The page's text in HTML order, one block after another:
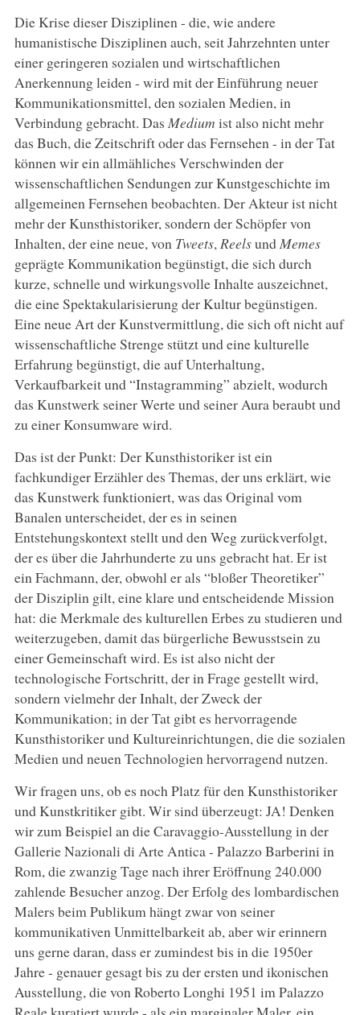
Die Krise dieser Disziplinen - die, wie andere
humanistische Disziplinen auch, seit Jahrzehnten unter
einer geringeren sozialen und wirtschaftlichen
Anerkennung leiden - wird mit der Einführung neuer
Kommunikationsmittel, den sozialen Medien, in
Verbindung gebracht. Das Medium ist also nicht mehr
das Buch, die Zeitschrift oder das Fernsehen - in der Tat
können wir ein allmähliches Verschwinden der
wissenschaftlichen Sendungen zur Kunstgeschichte im
allgemeinen Fernsehen beobachten. Der Akteur ist nicht
mehr der Kunsthistoriker, sondern der Schöpfer von
Inhalten, der eine neue, von Tweets, Reelsund Memes
geprägte Kommunikation begünstigt, die sich durch
kurze, schnelle und wirkungsvolle Inhalte auszeichnet,
die eine Spektakularisierung der Kultur begünstigen.
Eine neue Art der Kunstvermittlung, die sich oft nicht auf
wissenschaftliche Strenge stützt und eine kulturelle
Erfahrung begünstigt, die auf Unterhaltung,
Verkaufbarkeit und “Instagramming” abzielt, wodurch
das Kunstwerk seiner Werte und seiner Aura beraubt und
zu einer Konsumware wird.
Das ist der Punkt: Der Kunsthistoriker ist ein
fachkundiger Erzähler des Themas, der uns erklärt, wie
das Kunstwerk funktioniert, was das Original vom
Banalen unterscheidet, der es in seinen
Entstehungskontext stellt und den Weg zurückverfolgt,
der es über die Jahrhunderte zu uns gebracht hat. Er ist
ein Fachmann, der, obwohl er als “bloßer Theoretiker”
der Disziplin gilt, eine klare und entscheidende Mission
hat: die Merkmale des kulturellen Erbes zu studieren und
weiterzugeben, damit das bürgerliche Bewusstsein zu
einer Gemeinschaft wird. Es ist also nicht der
technologische Fortschritt, der in Frage gestellt wird,
sondern vielmehr der Inhalt, der Zweck der
Kommunikation; in der Tat gibt es hervorragende
Kunsthistoriker und Kultureinrichtungen, die die sozialen
Medien und neuen Technologien hervorragend nutzen.
Wir fragen uns, ob es noch Platz für den Kunsthistoriker
und Kunstkritiker gibt. Wir sind überzeugt: JA! Denken
wir zum Beispiel an die Caravaggio-Ausstellung in der
Gallerie Nazionali di Arte Antica - Palazzo Barberini in
Rom, die zwanzig Tage nach ihrer Eröffnung 240.000
zahlende Besucher anzog. Der Erfolg des lombardischen
Malers beim Publikum hängt zwar von seiner
kommunikativen Unmittelbarkeit ab, aber wir erinnern
uns gerne daran, dass er zumindest bis in die 1950er
Jahre - genauer gesagt bis zu der ersten und ikonischen
Ausstellung, die von Roberto Longhi 1951 im Palazzo